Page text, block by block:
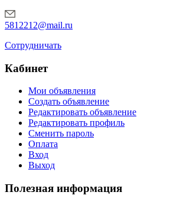
5812212@mail.ru
Сотрудничать
Кабинет
Мои объявления
Создать объявление
Редактировать объявление
Редактировать профиль
Сменить пароль
Оплата
Вход
Выход
Полезная информация